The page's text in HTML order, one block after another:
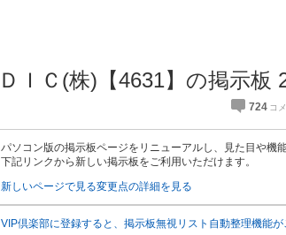
ＤＩＣ(株)【4631】の掲示板
724
パソコン版の掲示板ページをリニューアルし、見た目や機
下記リンクから新しい掲示板をご利用いただけます。
新しいページで見る変更点の詳細を見る
VIP倶楽部に登録すると、掲示板無視リスト自動整理機能